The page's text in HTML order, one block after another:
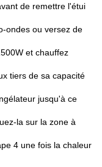
de remettre l'étui
ondes ou versez de
et chauffez
tiers de sa capacité
jusqu'à ce
la sur la zone à
4 une fois la chaleur